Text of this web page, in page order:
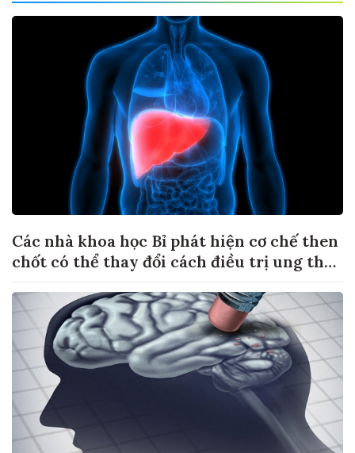
Các nhà khoa học Bỉ phát hiện cơ chế then
chốt có thể thay đổi cách điều trị ung thư